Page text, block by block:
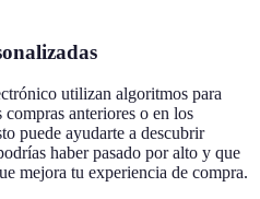
utilizan algoritmos para
anteriores o en los
puede ayudarte a descubrir
haber pasado por alto y que
mejora tu experiencia de compra.